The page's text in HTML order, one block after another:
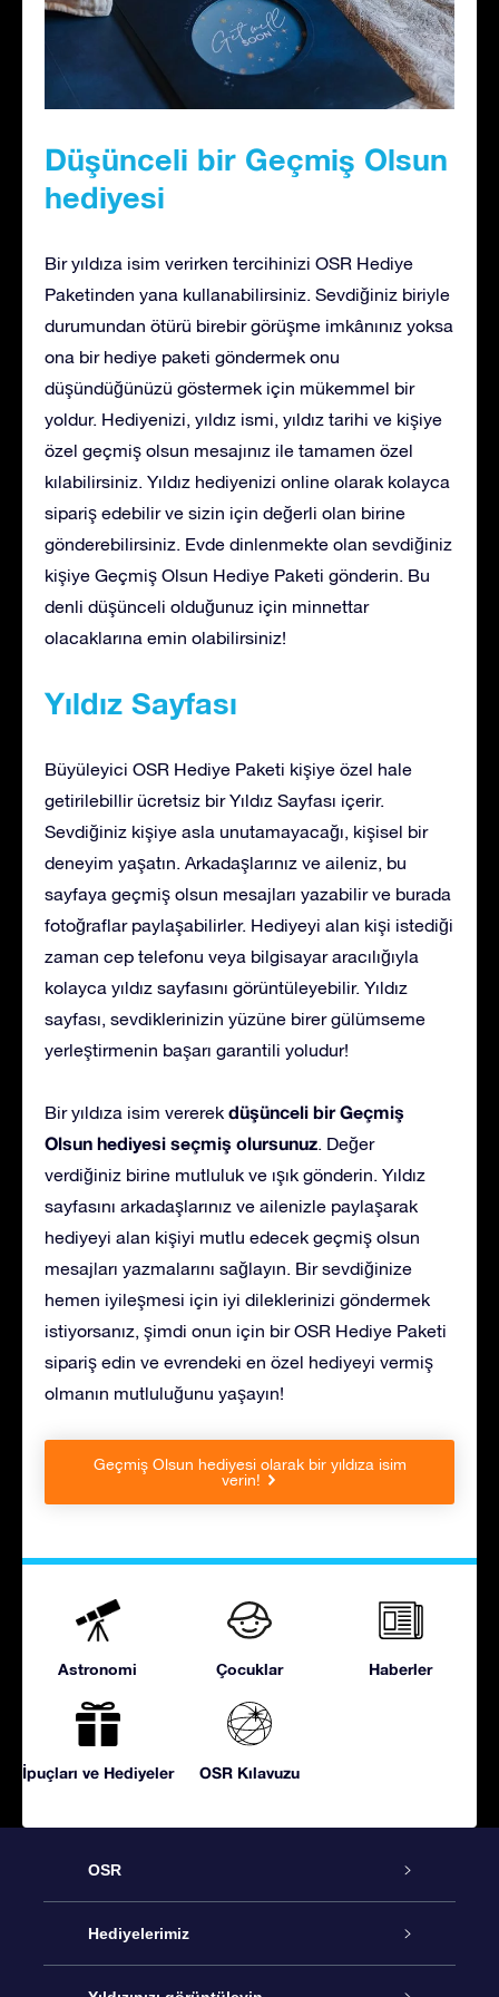
Düşünceli bir Geçmiş Olsun
hediyesi
Bir yıldıza isim verirken tercihinizi OSR Hediye
Paketinden yana kullanabilirsiniz. Sevdiğiniz biriyle
durumundan ötürü birebir görüşme imkânınız yoksa
ona bir hediye paketi göndermek onu
düşündüğünüzü göstermek için mükemmel bir
yoldur. Hediyenizi, yıldız ismi, yıldız tarihi ve kişiye
özel geçmiş olsun mesajınız ile tamamen özel
kılabilirsiniz. Yıldız hediyenizi online olarak kolayca
sipariş edebilir ve sizin için değerli olan birine
gönderebilirsiniz. Evde dinlenmekte olan sevdiğiniz
kişiye Geçmiş Olsun Hediye Paketi gönderin. Bu
denli düşünceli olduğunuz için minnettar
olacaklarına emin olabilirsiniz!
Yıldız Sayfası
Büyüleyici OSR Hediye Paketi kişiye özel hale
getirilebillir ücretsiz bir Yıldız Sayfası içerir.
Sevdiğiniz kişiye asla unutamayacağı, kişisel bir
deneyim yaşatın. Arkadaşlarınız ve aileniz, bu
sayfaya geçmiş olsun mesajları yazabilir ve burada
fotoğraflar paylaşabilirler. Hediyeyi alan kişi istediği
zaman cep telefonu veya bilgisayar aracılığıyla
kolayca yıldız sayfasını görüntüleyebilir. Yıldız
sayfası, sevdiklerinizin yüzüne birer gülümseme
yerleştirmenin başarı garantili yoludur!
Bir yıldıza isim vererek düşünceli bir Geçmiş
Olsun hediyesi seçmiş olursunuz. Değer
verdiğiniz birine mutluluk ve ışık gönderin. Yıldız
sayfasını arkadaşlarınız ve ailenizle paylaşarak
hediyeyi alan kişiyi mutlu edecek geçmiş olsun
mesajları yazmalarını sağlayın. Bir sevdiğinize
hemen iyileşmesi için iyi dileklerinizi göndermek
istiyorsanız, şimdi onun için bir OSR Hediye Paketi
sipariş edin ve evrendeki en özel hediyeyi vermiş
olmanın mutluluğunu yaşayın!
Geçmiş Olsun hediyesi olarak bir yıldıza isim
verin!
Astronomi Çocuklar Haberler
İpuçları ve Hediyeler OSR Kılavuzu
OSR
Hizmet
Hediyelerimiz